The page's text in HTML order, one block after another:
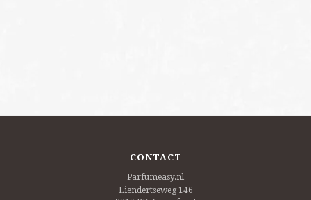
CONTACT
Parfumeasy.nl
Liendertseweg 146